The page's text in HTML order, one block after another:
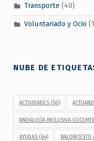
Transporte(40)
Voluntariado y Ocio
NUBE DE
ACTIVIDADES(50)
ANDALUCÍA INCLUSIVA COCEMFE
AYUDAS(64) BALONCESTO